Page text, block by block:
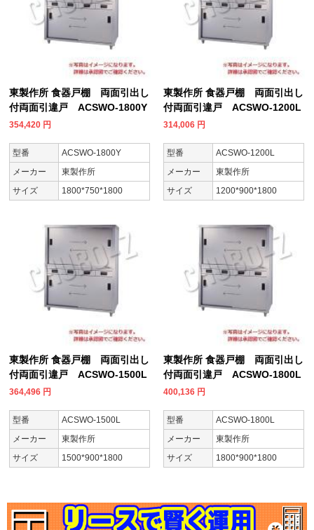
東製作所 食器戸棚 両面引出し
付両面引違戸 ACSWO-1800Y
354,420 円
型番
ACSWO-1800Y
メーカー
東製作所
サイズ
1800*750*1800
東製作所 食器戸棚 両面引出し
付両面引違戸 ACSWO-1200L
314,006 円
型番
ACSWO-1200L
メーカー
東製作所
サイズ
1200*900*1800
東製作所 食器戸棚 両面引出し
付両面引違戸 ACSWO-1500L
364,496 円
型番
ACSWO-1500L
メーカー
東製作所
サイズ
1500*900*1800
東製作所 食器戸棚 両面引出し
付両面引違戸 ACSWO-1800L
400,136 円
型番
ACSWO-1800L
メーカー
東製作所
サイズ
1800*900*1800